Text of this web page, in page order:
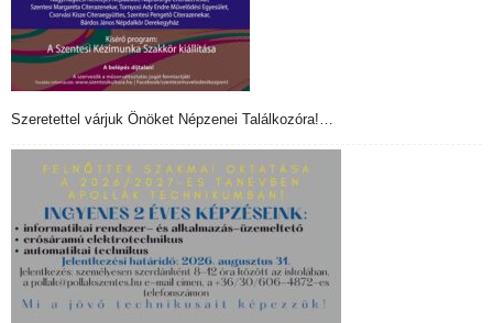
Szeretettel várjuk Önöket Népzenei Találkozóra!…